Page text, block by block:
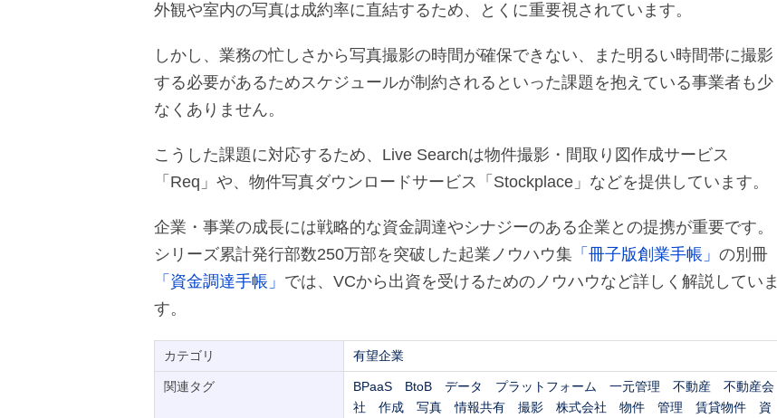
外観や室内の写真は成約率に直結するため、とくに重要視されています。
しかし、業務の忙しさから写真撮影の時間が確保できない、また明るい時間帯に撮影
する必要があるためスケジュールが制約されるといった課題を抱えている事業者も少
なくありません。
こうした課題に対応するため、Live Searchは物件撮影・間取り図作成サービス
「Req」や、物件写真ダウンロードサービス「Stockplace」などを提供しています。
企業・事業の成長には戦略的な資金調達やシナジーのある企業との提携が重要です。
シリーズ累計発行部数250万部を突破した起業ノウハウ集 「冊子版創業手帳」 の別冊
「資金調達手帳」 では、VCから出資を受けるためのノウハウなど詳しく解説していま
す。
カテゴリ 有望企業
関連タグ BPaaS BtoB データ プラットフォーム 一元管理 不動産
不動産会
社
作成 写真 情報共有 撮影 株式会社 物件 管理 賃貸物件
資